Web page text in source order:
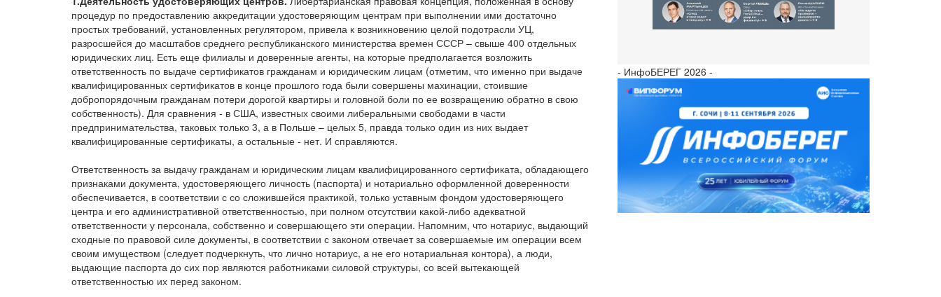
процедур по предоставлению аккредитации удостоверяющим центрам при выполнении ими достаточно
простых требований, установленных регулятором, привела к возникновению целой подотрасли УЦ,
разросшейся до масштабов среднего республиканского министерства времен СССР – свыше 400 отдельных
юридических лиц. Есть еще филиалы и доверенные агенты, на которые предполагается возложить
ответственность по выдаче сертификатов гражданам и юридическим лицам (отметим, что именно при выдаче
квалифицированных сертификатов в конце прошлого года были совершены махинации, стоившие
добропорядочным гражданам потери дорогой квартиры и головной боли по ее возвращению обратно в свою
собственность). Для сравнения - в США, известных своими либеральными свободами в части
предпринимательства, таковых только 3, а в Польше – целых 5, правда только один из них выдает
квалифицированные сертификаты, а остальные - нет. И справляются.
Ответственность за выдачу гражданам и юридическим лицам квалифицированного сертификата, обладающего
признаками документа, удостоверяющего личность (паспорта) и нотариально оформленной доверенности
обеспечивается, в соответствии с со сложившейся практикой, только уставным фондом удостоверяющего
центра и его административной ответственностью, при полном отсутствии какой-либо адекватной
ответственности у персонала, собственно и совершающего эти операции. Напомним, что нотариус, выдающий
сходные по правовой силе документы, в соответствии с законом отвечает за совершаемые им операции всем
своим имуществом (следует подчеркнуть, что лично нотариус, а не его нотариальная контора), а люди,
выдающие паспорта до сих пор являются работниками силовой структуры, со всей вытекающей
ответственностью их перед законом.
- ИнфоБЕРЕГ 2026 -